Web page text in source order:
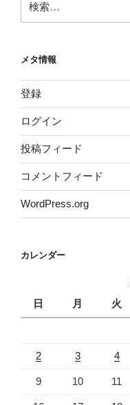
索:
メタ情報
登録
ログイン
投稿フィード
コメントフィード
WordPress.org
カレンダー
日
月 火
2 3 4
9 10 11